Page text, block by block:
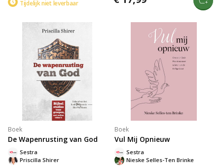
keuzes, Bijbelse inzichten en hoe
hun verhaal via podcasts en
radioprogramma’s bij de
Reformatorische Omroep.
Tijdelijk niet leverbaar
christelijk leven, de liefde van God
en Zijn plan voor jou. Perfect als
volwassendoop, en een
waardevolle toevoeging aan je
Boek
De Wapenrusting van God
Priscilla Shirer
Sestra
Boek
Vul Mij Opnieuw
Nieske Selles-Ten Brinke
Sestra